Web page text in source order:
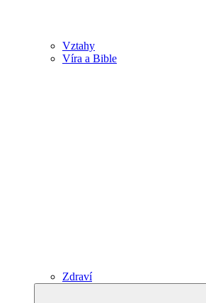
Vztahy
Víra a Bible
Zdraví